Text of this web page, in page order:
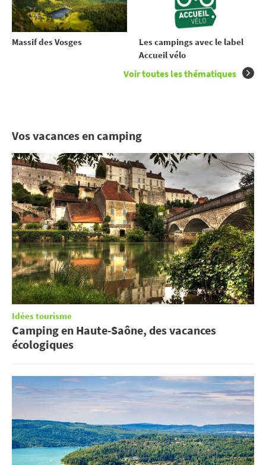
Massif des Vosges
Les campings avec le label
Accueil vélo
Voir toutes les thématiques
Vos vacances en camping
Idées tourisme
Camping en Haute-Saône, des vacances
écologiques